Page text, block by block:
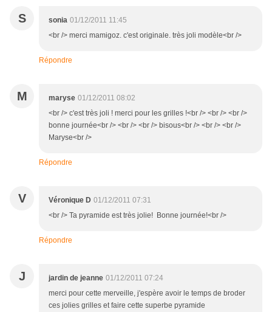
S sonia 01/12/2011 11:45
<br /> merci mamigoz. c'est originale. très joli modèle<br />
Répondre
M maryse 01/12/2011 08:02
<br /> c'est très joli ! merci pour les grilles !<br /> <br /> <br />
bonne journée<br /> <br /> <br /> bisous<br /> <br /> <br />
Maryse<br />
Répondre
V Véronique D 01/12/2011 07:31
<br /> Ta pyramide est très jolie! Bonne journée!<br />
Répondre
J jardin de jeanne 01/12/2011 07:24
merci pour cette merveille, j'espère avoir le temps de broder
ces jolies grilles et faire cette superbe pyramide